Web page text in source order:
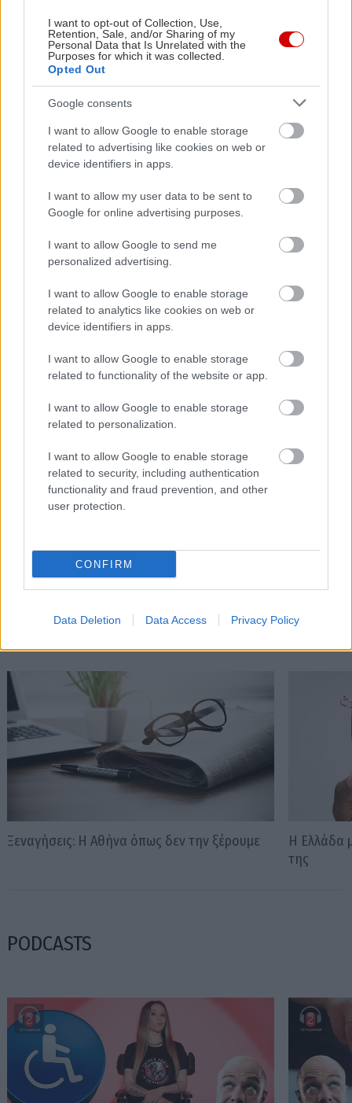
I want to opt-out of Collection, Use,
Retention, Sale, and/or Sharing of my
Personal Data that Is Unrelated with the
Purposes for which it was collected.
Opted Out
Google consents
I want to allow Google to enable storage
related to advertising like cookies on web or
device identifiers in apps.
I want to allow my user data to be sent to
Google for online advertising purposes.
I want to allow Google to send me
personalized advertising.
I want to allow Google to enable storage
related to analytics like cookies on web or
device identifiers in apps.
I want to allow Google to enable storage
related to functionality of the website or app.
I want to allow Google to enable storage
related to personalization.
I want to allow Google to enable storage
related to security, including authentication
functionality and fraud prevention, and other
user protection.
CONFIRM
Data Deletion Data Access Privacy Policy
Διαβάστε επίσης
Ξεναγήσεις: Η Αθήνα όπως δεν την ξέρουμε
Η Ελλάδα
της
PODCASTS